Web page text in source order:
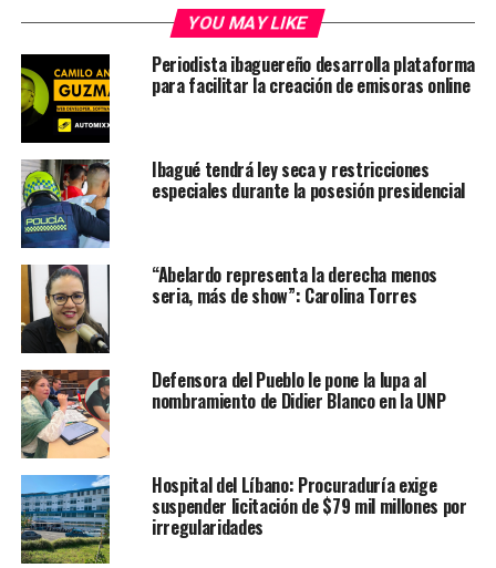
YOU MAY LIKE
Periodista ibaguereño desarrolla plataforma
para facilitar la creación de emisoras online
Ibagué tendrá ley seca y restricciones
especiales durante la posesión presidencial
“Abelardo representa la derecha menos
seria, más de show”: Carolina Torres
Defensora del Pueblo le pone la lupa al
nombramiento de Didier Blanco en la UNP
Hospital del Líbano: Procuraduría exige
suspender licitación de $79 mil millones por
irregularidades